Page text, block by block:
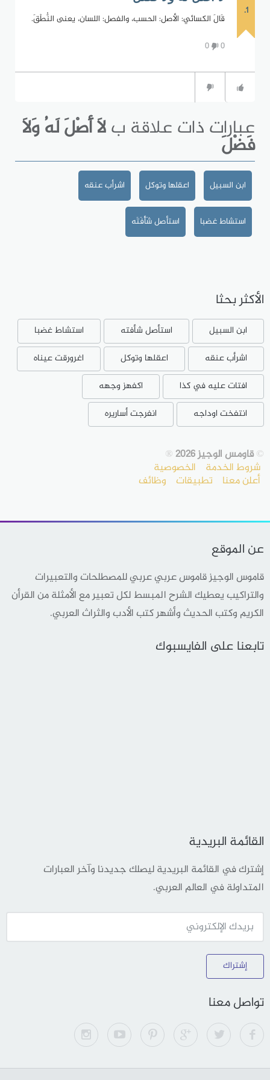
1.
قَالَ الكسائي: الأصل: الحسب، والفصل: اللسان، يعنى النُّطْقَ.
0
0
عبارات ذات علاقة بلاَ أَصْلَ لَهُ وَلاَ
فَضْلَ
ابن السبيل اعقلها وتوكل اشرأب عنقه
استشاط غضبا استأصل شَأْفَتَه
الأكثر بحثا
ابن السبيل استأصل شأفته
استشاط غضبا
اشرأب عنقه
اعقلها وتوكل
اغرورقت عيناه
افتات عليه في كذا
اكفهز وجهه
انتفخت اوداجه
انفرجت أساريره
©قاومس الوجيز 2026 ®
شروط الخدمة الخصوصية
أعلن معنا تطبيقات وظائف
عن الموقع
قاموس الوجيز قاموس عربي عربي للمصطلحات والتعبيرات
والتراكيب يعطيك الشرح المبسط لكل تعبير مع الأمثلة من القرأن
الكريم وكتب الحديث وأشهر كتب الأدب والثراث العربي.
تابعنا على الفايسبوك
القائمة البريدية
إشترك في القائمة البريدية ليصلك جديدنا وآخر العبارات
المتداولة في العالم العربي.
إشتراك
تواصل معنا